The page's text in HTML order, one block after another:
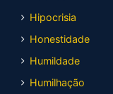
Hipocrisia
Honestidade
Humildade
Humilhação